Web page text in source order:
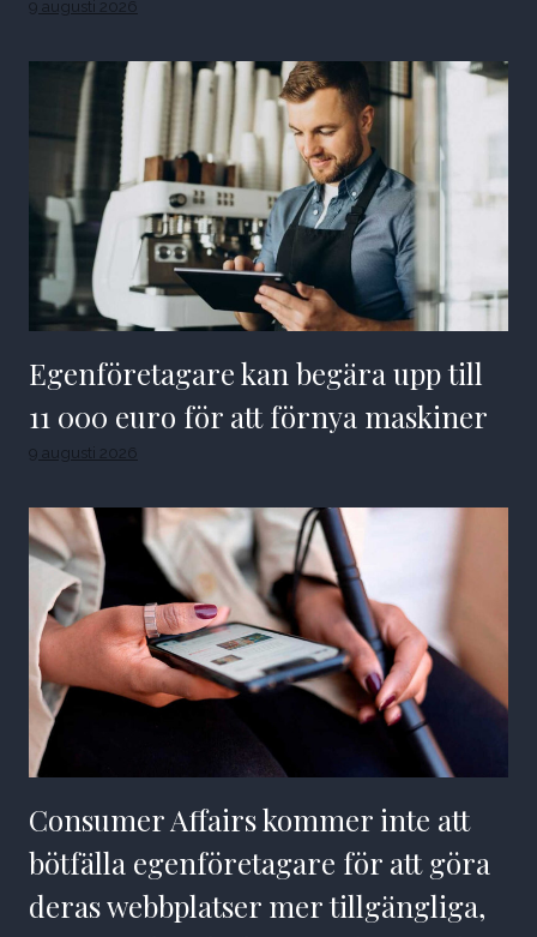
9 augusti 2026
Egenföretagare kan begära upp till
11 000 euro för att förnya maskiner
9 augusti 2026
Consumer Affairs kommer inte att
bötfälla egenföretagare för att göra
deras webbplatser mer tillgängliga,